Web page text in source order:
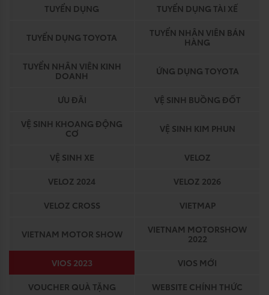
TUYỂN DỤNG
TUYỂN DỤNG TÀI XẾ
TUYỂN DỤNG TOYOTA
TUYỂN NHÂN VIÊN BÁN
HÀNG
TUYỂN NHÂN VIÊN KINH
DOANH
ỨNG DỤNG TOYOTA
ƯU ĐÃI
VỆ SINH BUỒNG ĐỐT
VỆ SINH KHOANG ĐỘNG
CƠ
VỆ SINH KIM PHUN
VỆ SINH XE
VELOZ
VELOZ 2024
VELOZ 2026
VELOZ CROSS
VIETMAP
VIETNAM MOTOR SHOW
VIETNAM MOTORSHOW
2022
VIOS 2023
VIOS MỚI
VOUCHER QUÀ TẶNG
WEBSITE CHÍNH THỨC